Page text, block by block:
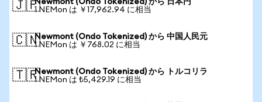
🇯🇵Newmont (Ondo Tokenized) から 日本円
1 NEMon は ￥17,962.94 に相当
🇨🇳Newmont (Ondo Tokenized) から 中国人民元
1 NEMon は ￥768.02 に相当
🇹🇷Newmont (Ondo Tokenized) から トルコリラ
1 NEMon は ₺5,429.19 に相当